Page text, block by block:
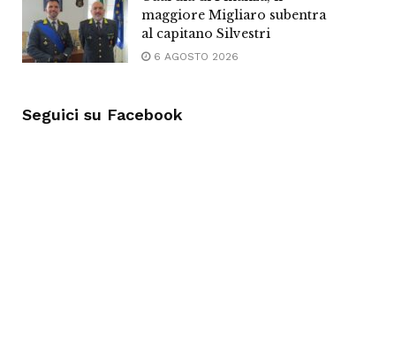
maggiore Migliaro subentra
al capitano Silvestri
6 AGOSTO 2026
Seguici su Facebook